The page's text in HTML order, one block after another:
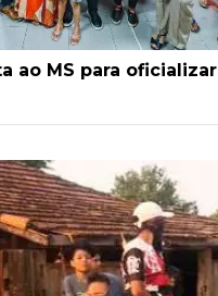
ao MS para oficializar